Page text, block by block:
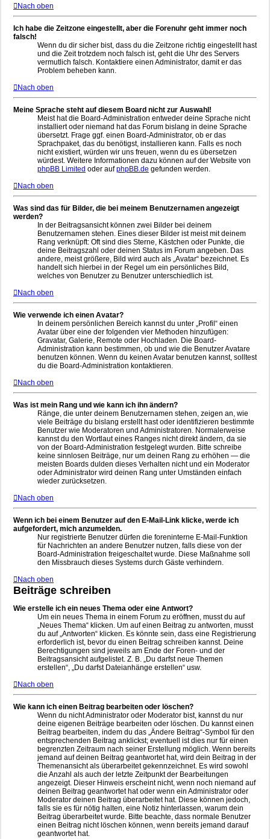
Nach oben
Ich habe die Zeitzone eingestellt, aber die Forenuhr geht immer noch
falsch!
Wenn du dir sicher bist, dass du die Zeitzone richtig eingestellt hast
und die Zeit trotzdem noch falsch ist, geht die Uhr des Servers
vermutlich falsch. Kontaktiere einen Administrator, damit er das
Problem beheben kann.
Nach oben
Meine Sprache steht auf diesem Board nicht zur Auswahl!
Meist hat die Board-Administration entweder deine Sprache nicht
installiert oder niemand hat das Forum bislang in deine Sprache
übersetzt. Frage ggf. einen Board-Administrator, ob er das
Sprachpaket, das du benötigst, installieren kann. Falls es noch
nicht existiert, würden wir uns freuen, wenn du es übersetzen
würdest. Weitere Informationen dazu können auf der Website von
phpBB Limited oder aufphpBB.de gefunden werden.
Nach oben
Was sind das für Bilder, die bei meinem Benutzernamen angezeigt
werden?
In der Beitragsansicht können zwei Bilder bei deinem
Benutzernamen stehen. Eines dieser Bilder ist meist mit deinem
Rang verknüpft: Oft sind dies Sterne, Kästchen oder Punkte, die
deine Beitragszahl oder deinen Status im Forum angeben. Das
andere, meist größere, Bild wird auch als „Avatar“ bezeichnet. Es
handelt sich hierbei in der Regel um ein persönliches Bild,
welches von Benutzer zu Benutzer unterschiedlich ist.
Nach oben
Wie verwende ich einen Avatar?
In deinem persönlichen Bereich kannst du unter „Profil“ einen
Avatar über eine der folgenden vier Methoden hinzufügen:
Gravatar, Galerie, Remote oder Hochladen. Die Board-
Administration kann bestimmen, ob und wie die Benutzer Avatare
benutzen können. Wenn du keinen Avatar benutzen kannst, solltest
du die Board-Administration kontaktieren.
Nach oben
Was ist mein Rang und wie kann ich ihn ändern?
Ränge, die unter deinem Benutzernamen stehen, zeigen an, wie
viele Beiträge du bislang erstellt hast oder identifizieren bestimmte
Benutzer wie Moderatoren und Administratoren. Normalerweise
kannst du den Wortlaut eines Ranges nicht direkt ändern, da sie
von der Board-Administration festgelegt wurden. Bitte schreibe
keine sinnlosen Beiträge, nur um deinen Rang zu erhöhen — die
meisten Boards dulden dieses Verhalten nicht und ein Moderator
oder Administrator wird deinen Rang unter Umständen einfach
wieder zurücksetzen.
Nach oben
Wenn ich bei einem Benutzer auf den E-Mail-Link klicke, werde ich
aufgefordert, mich anzumelden.
Nur registrierte Benutzer dürfen die foreninterne E-Mail-Funktion
für Nachrichten an andere Benutzer nutzen, falls diese von der
Board-Administration freigeschaltet wurde. Diese Maßnahme soll
den Missbrauch dieses Systems durch Gäste verhindern.
Nach oben
Beiträge schreiben
Wie erstelle ich ein neues Thema oder eine Antwort?
Um ein neues Thema in einem Forum zu eröffnen, musst du auf
„Neues Thema“ klicken. Um auf einen Beitrag zu antworten, musst
du auf „Antworten“ klicken. Es könnte sein, dass eine Registrierung
erforderlich ist, bevor du einen Beitrag schreiben kannst. Deine
Berechtigungen sind jeweils am Ende der Foren- und der
Beitragsansicht aufgelistet. Z. B. „Du darfst neue Themen
erstellen“, „Du darfst Dateianhänge erstellen“ usw.
Nach oben
Wie kann ich einen Beitrag bearbeiten oder löschen?
Wenn du nicht Administrator oder Moderator bist, kannst du nur
deine eigenen Beiträge bearbeiten oder löschen. Du kannst einen
Beitrag bearbeiten, indem du das „Ändere Beitrag“-Symbol für den
entsprechenden Beitrag anklickst; eventuell ist dies nur für einen
begrenzten Zeitraum nach seiner Erstellung möglich. Wenn bereits
jemand auf deinen Beitrag geantwortet hat, wird dein Beitrag in der
Themenansicht als überarbeitet gekennzeichnet. Es wird sowohl
die Anzahl als auch der letzte Zeitpunkt der Bearbeitungen
angezeigt. Dieser Hinweis erscheint nicht, wenn noch niemand auf
deinen Beitrag geantwortet hat oder wenn ein Administrator oder
Moderator deinen Beitrag überarbeitet hat. Diese können jedoch,
falls sie es für nötig halten, eine Notiz hinterlassen, warum dein
Beitrag überarbeitet wurde. Bitte beachte, dass normale Benutzer
einen Beitrag nicht löschen können, wenn bereits jemand darauf
geantwortet hat.